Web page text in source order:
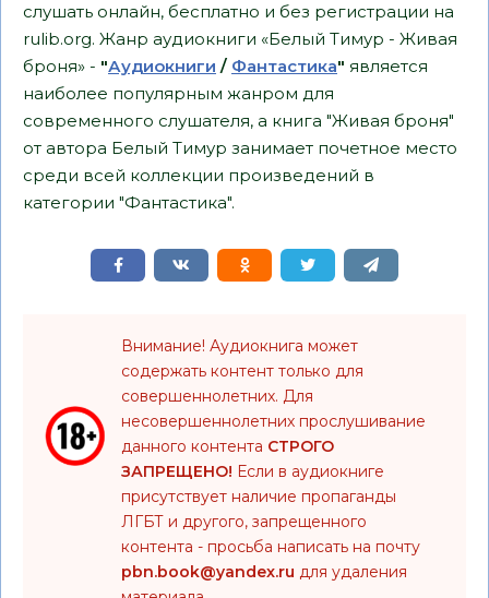
слушать онлайн, бесплатно и без регистрации на
rulib.org. Жанр аудиокниги «Белый Тимур - Живая
броня» - "Аудиокниги / Фантастика" является
наиболее популярным жанром для
современного слушателя, а книга "Живая броня"
от автора Белый Тимур занимает почетное место
среди всей коллекции произведений в
категории "Фантастика".
Внимание! Аудиокнига может
содержать контент только для
совершеннолетних. Для
несовершеннолетних прослушивание
данного контента СТРОГО
ЗАПРЕЩЕНО! Если в аудиокниге
присутствует наличие пропаганды
ЛГБТ и другого, запрещенного
контента - просьба написать на почту
pbn.book@yandex.ru для удаления